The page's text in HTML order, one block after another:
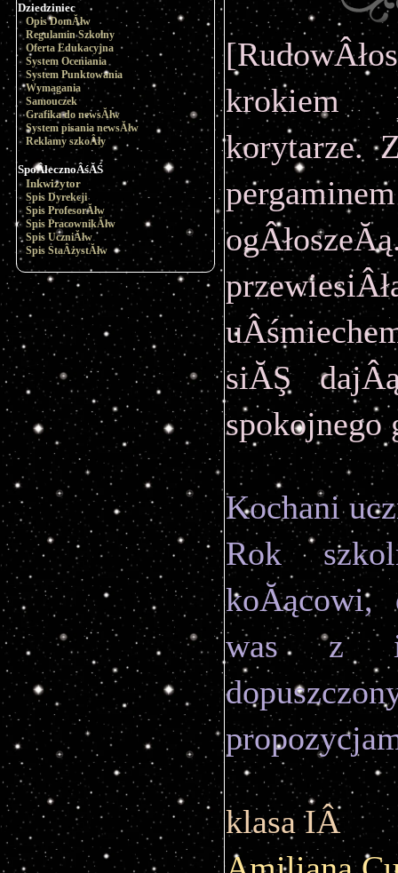
Dziedziniec
Opis DomĂłw
Regulamin Szkolny
Oferta Edukacyjna
System Oceniania
System Punktowania
Wymagania
Samouczek
Grafika do newsĂłw
System pisania newsĂłw
Reklamy szkoÂły
SpoÂłecznoÂśĂŚ
Inkwizytor
Spis Dyrekcji
Spis ProfesorĂłw
Spis PracownikĂłw
Spis UczniĂłw
Spis StaÂżystĂłw
krokiem
korytarze.
siĂŞ
spokojnego
Kochani
Rok
koĂącowi,
was z
klasa IÂ